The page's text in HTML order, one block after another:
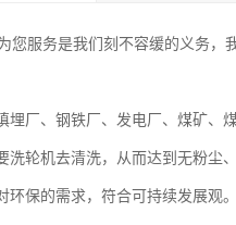
您服务是我们刻不容缓的义务，
厂、钢铁厂、发电厂、煤矿、
轮机去清洗，从而达到无粉尘
保的需求，符合可持续发展观。